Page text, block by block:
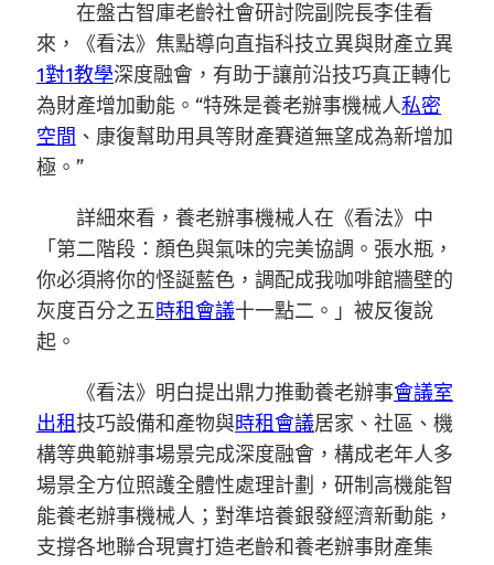
在盤古智庫老齡社會研討院副院長李佳看
來，《看法》焦點導向直指科技立異與財產立異
1對1教學深度融會，有助于讓前沿技巧真正轉化
為財產增加動能。“特殊是養老辦事機械人私密
空間 、康復幫助用具等財產賽道無望成為新增加
極。”
詳細來看，養老辦事機械人在《看法》中
「第二階段：顏色與氣味的完美協調。張水瓶，
你必須將你的怪誕藍色，調配成我咖啡館牆壁的
灰度百分之五時租會議十一點二。」被反復說
起。
《看法》明白提出鼎力推動養老辦事會議室
出租技巧設備和產物與時租會議居家、社區、機
構等典範辦事場景完成深度融會，構成老年人多
場景全方位照護全體性處理計劃，研制高機能智
能養老辦事機械人；對準培養銀發經濟新動能，
支撐各地聯合現實打造老齡和養老辦事財產集